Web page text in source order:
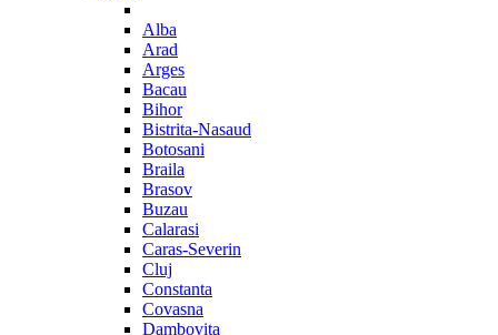
Alba
Arad
Arges
Bacau
Bihor
Bistrita-Nasaud
Botosani
Braila
Brasov
Buzau
Calarasi
Caras-Severin
Cluj
Constanta
Covasna
Dambovita